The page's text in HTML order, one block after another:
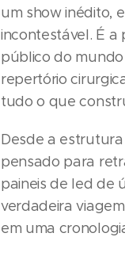
um show inédito,
incontestável. É
público do
repertório
tudo o que
Desde a
pensado para
paineis de led de
verdadeira
em uma